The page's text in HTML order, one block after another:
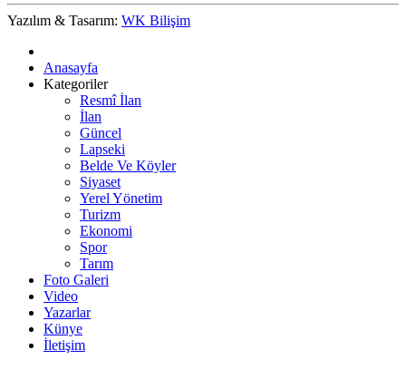
Yazılım & Tasarım: WK Bilişim
Anasayfa
Kategoriler
Resmî İlan
İlan
Güncel
Lapseki
Belde Ve Köyler
Siyaset
Yerel Yönetim
Turizm
Ekonomi
Spor
Tarım
Foto Galeri
Video
Yazarlar
Künye
İletişim